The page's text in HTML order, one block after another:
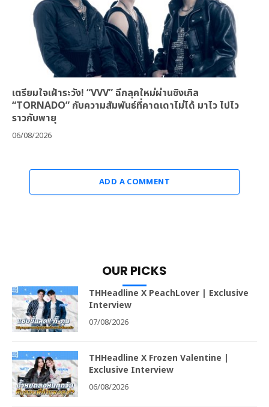
เตรียมใจเฝ้าระวัง! “VVV” ฉีกลุคใหม่ผ่านซิงเกิล
“TORNADO” กับความสัมพันธ์ที่คาดเดาไม่ได้ มาไว ไปไว
ราวกับพายุ
06/08/2026
ADD A COMMENT
OUR PICKS
THHeadline X PeachLover | Exclusive
Interview
07/08/2026
THHeadline X Frozen Valentine |
Exclusive Interview
06/08/2026